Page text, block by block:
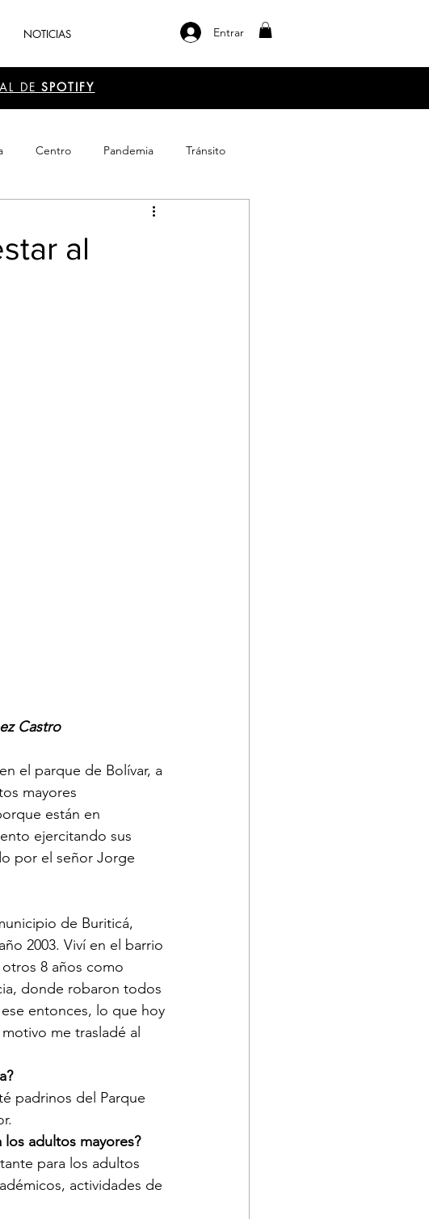
NOTICIAS Entrar
DE SPOTIFY
Centro Pandemia Tránsito
Emprendimiento
al
Castro
el parque de Bolívar, a
mayores
están en
ejercitando sus
por el señor Jorge
2003. Viví en el barrio
8 años como
donde robaron todos
entonces, lo que hoy
me trasladé al
padrinos del Parque
adultos mayores?
para los adultos
actividades de